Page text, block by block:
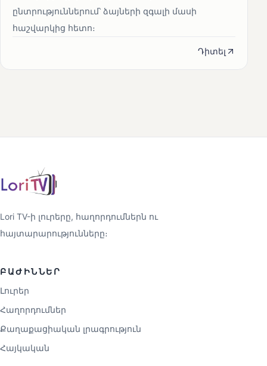
ընտրություններում՝ ձայների զգալի մասի
հաշվարկից հետո։
Դիտել
Lori TV-ի լուրերը, հաղորդումներն ու
հայտարարությունները։
ԲԱԺԻՆՆԵՐ
Լուրեր
Հաղորդումներ
Քաղաքացիական լրագրություն
Հայկական